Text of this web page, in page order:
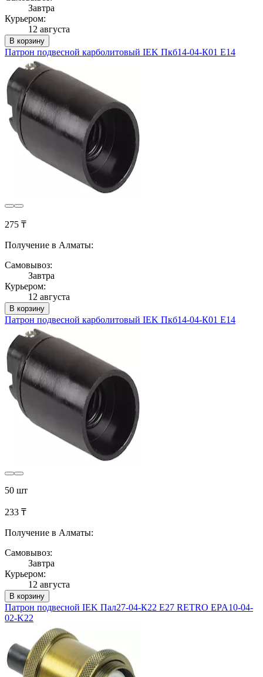
Завтра
Курьером:
12 августа
В корзину
Патрон подвесной карболитовый IEK Пкб14-04-К01 Е14
275 ₸
Получение в Алматы:
Самовывоз:
Завтра
Курьером:
12 августа
В корзину
Патрон подвесной карболитовый IEK Пкб14-04-К01 Е14
50 шт
233 ₸
Получение в Алматы:
Самовывоз:
Завтра
Курьером:
12 августа
В корзину
Патрон подвесной IEK Пал27-04-К22 E27 RETRO EPA10-04-
02-K22